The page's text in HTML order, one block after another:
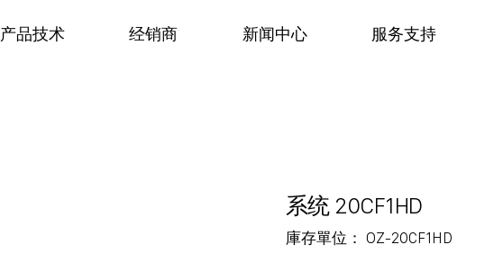
产品技术 经销商 新闻中心 服务支持
系统 20CF1HD
庫存單位：
SKU
OZ-
OZ-20CF1HD